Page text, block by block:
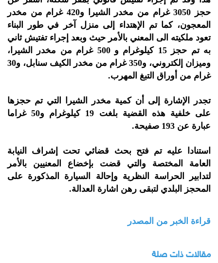
حجز 3050 غرام من مخدر الشيرا و420 غرام من مخدر
المعجون، كما تم الإهتداء إلى منزل آخر في طور البناء
تعود ملكيته الى المعني بالأمر حيث وبعد إجراء تفتيش ثاني
به تم حجز 15 كيلوغرام و 500 غرام من مخدر الشيرا،
وميزان إلكتروني، و350 غرام من مخدر الكيف سنابل، و30
غرام من أوراق التبغ المهرب.
تجدر الإشارة إلى أن كمية مخدر الشيرا التي تم حجزها
على خلفية هذه القضية بلغت 19 كيلوغرام و50 غراما
عبارة عن 193 صفيحة.
استنادا عليه تم فتح بحث قضائي تحت إشراف النيابة
العامة المختصة والتي قضت بإخضاع المعنيين بالأمر
لتدابير الحراسة النظرية وإحالة السيارة المذكورة على
المحجز البلدي لتبقى رهن اشارة العدالة.
قراءة الخبر من المصدر
مقالات ذات صلة